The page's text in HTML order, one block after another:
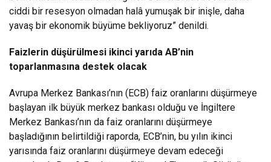
ciddi bir resesyon olmadan halâ yumuşak bir inişle, daha
yavaş bir ekonomik büyüme bekliyoruz” denildi.
Faizlerin düşürülmesi ikinci yarıda AB’nin
toparlanmasına destek olacak
Avrupa Merkez Bankası’nın (ECB) faiz oranlarını düşürmeye
başlayan ilk büyük merkez bankası olduğu ve İngiltere
Merkez Bankası’nın da faiz oranlarını düşürmeye
başladığının belirtildiği raporda, ECB’nin, bu yılın ikinci
yarısında faiz oranlarını düşürmeye devam edeceği